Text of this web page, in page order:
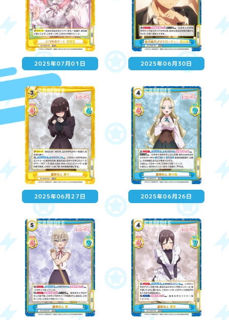
2025年07月01日 2025年06月30日
2025年06月27日 2025年06月26日